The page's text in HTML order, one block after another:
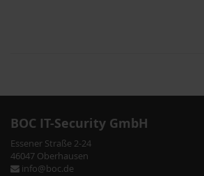
BOC IT-Security GmbH
Essener Straße 2-24
46047 Oberhausen
info@boc.de